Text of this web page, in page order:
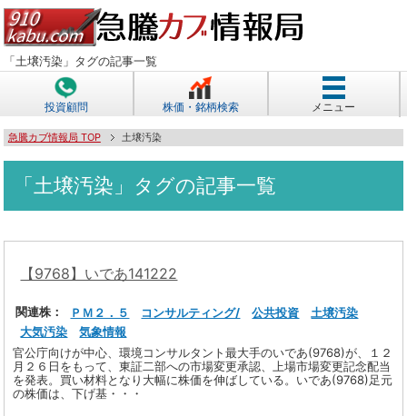
「土壌汚染」タグの記事一覧
投資顧問 株価・銘柄検索 メニュー
急騰カブ情報局 TOP 土壌汚染
「土壌汚染」タグの記事一覧
【9768】いであ141222
関連株： ＰＭ２．５ コンサルティング/ 公共投資
土壌汚染
大気汚染
気象情報
官公庁向けが中心、環境コンサルタント最大手のいであ(9768)が、１２
月２６日をもって、東証二部への市場変更承認、上場市場変更記念配当
を発表。買い材料となり大幅に株価を伸ばしている。いであ(9768)足元
の株価は、下げ基・・・